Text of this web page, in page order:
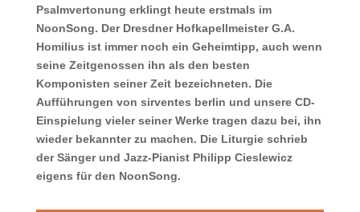
Psalmvertonung erklingt heute erstmals im
NoonSong. Der Dresdner Hofkapellmeister G.A.
Homilius ist immer noch ein Geheimtipp, auch wenn
seine Zeitgenossen ihn als den besten
Komponisten seiner Zeit bezeichneten. Die
Aufführungen von sirventes berlin und unsere CD-
Einspielung vieler seiner Werke tragen dazu bei, ihn
wieder bekannter zu machen. Die Liturgie schrieb
der Sänger und Jazz-Pianist Philipp Cieslewicz
eigens für den NoonSong.